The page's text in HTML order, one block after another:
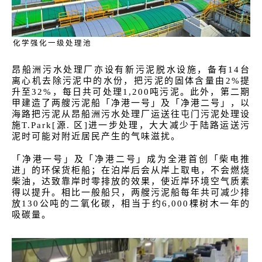
化学强化一级处理池
昂船洲污水处理厂亦设有新污泥脱水设施，备有14台
离心机去除污泥中的水份，把污泥的固体含量由2%提
升至32%，每日共可处理1,200吨污泥。此外，第二期
甲建造了两艘污泥船「净港一号」及「净港二号」，以
海路把污泥从昂船洲污水处理厂运送往屯门污泥处理设
施T.Park[源. 区]进一步处理，大大减少于陆路运送污
泥时可能对附近居民产生的气味滋扰。
「净港一号」及「净港二号」成为全港首创「柴电推
进」的环保货柜船；在泊岸后会从岸上取电，不会燃烧
柴油，达致靠岸时零排放的效果，使近岸环境空气质素
得以提升。相比一般船只，两艘污泥船每年共可减少排
放130公吨的二氧化碳，相当于约6,000棵树木一年的
吸碳量。